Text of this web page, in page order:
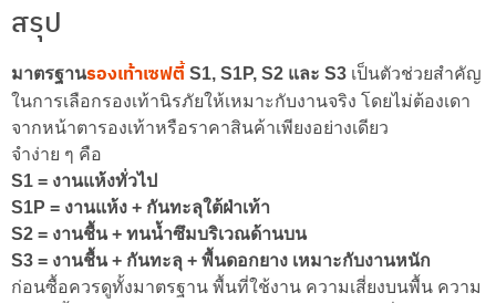
สรุป
มาตรฐานรองเท้าเซฟตี้ S1, S1P, S2 และ S3 เป็นตัวช่วยสำคัญ
ในการเลือกรองเท้านิรภัยให้เหมาะกับงานจริง โดยไม่ต้องเดา
จากหน้าตารองเท้าหรือราคาสินค้าเพียงอย่างเดียว
จำง่าย ๆ คือ
S1 = งานแห้งทั่วไป
S1P = งานแห้ง + กันทะลุใต้ฝ่าเท้า
S2 = งานชื้น + ทนน้ำซึมบริเวณด้านบน
S3 = งานชื้น + กันทะลุ + พื้นดอกยาง เหมาะกับงานหนัก
ก่อนซื้อควรดูทั้งมาตรฐาน พื้นที่ใช้งาน ความเสี่ยงบนพื้น ความ